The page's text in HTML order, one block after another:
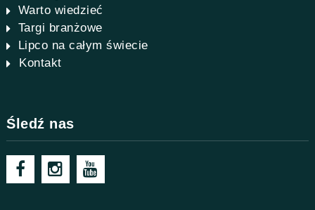
Warto wiedzieć
Targi branżowe
Lipco na całym świecie
Kontakt
Śledź nas